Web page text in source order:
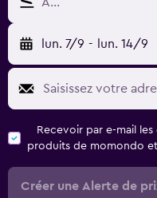
lun. 7/9 - lun. 14/9
Recevoir par e-mail
produits de momondo
Créer une Alerte de